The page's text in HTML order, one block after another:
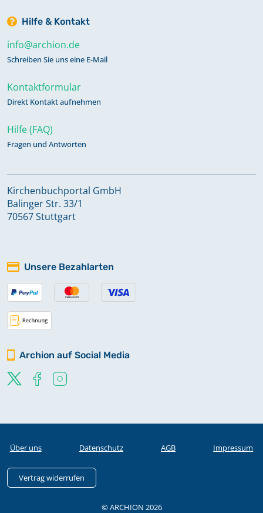
Hilfe & Kontakt
info@archion.de
Schreiben Sie uns eine E-Mail
Kontaktformular
Direkt Kontakt aufnehmen
Hilfe (FAQ)
Fragen und Antworten
Kirchenbuchportal GmbH
Balinger Str. 33/1
70567 Stuttgart
Unsere Bezahlarten
Archion auf Social Media
Über uns Datenschutz AGB Impressum
Vertrag widerrufen
© ARCHION 2026